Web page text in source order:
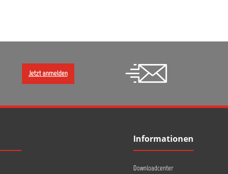
Jetzt anmelden
Informationen
Downloadcenter